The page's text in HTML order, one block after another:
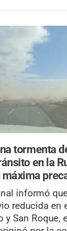
tormenta
en la
informó
reducida en
y San Roque,